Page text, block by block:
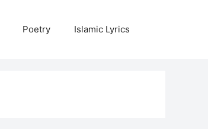
Poetry Islamic Lyrics